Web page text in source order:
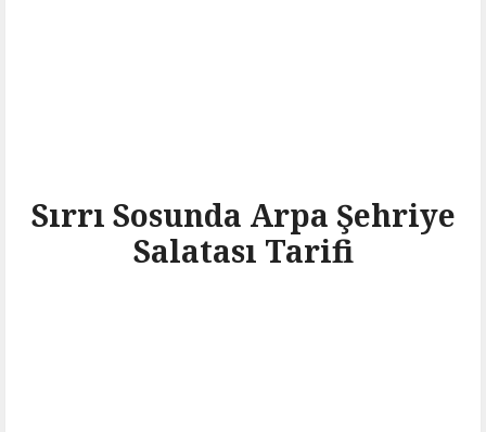
Sırrı Sosunda Arpa Şehriye
Salatası Tarifi